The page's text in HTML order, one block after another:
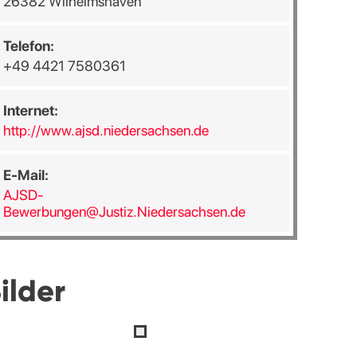
Telefon:
+49 4421 7580361
Internet:
http://www.ajsd.niedersachsen.de
E-Mail:
AJSD-
Bewerbungen@Justiz.Niedersachsen.de